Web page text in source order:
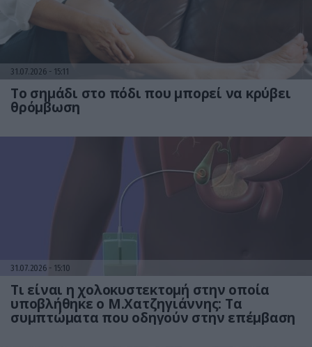
31.07.2026 15:11
Το σημάδι στο πόδι που μπορεί να κρύβει
θρόμβωση
31.07.2026 15:10
Τι είναι η χολοκυστεκτομή στην οποία
υποβλήθηκε ο Μ.Χατζηγιάννης: Tα
συμπτώματα που οδηγούν στην επέμβαση